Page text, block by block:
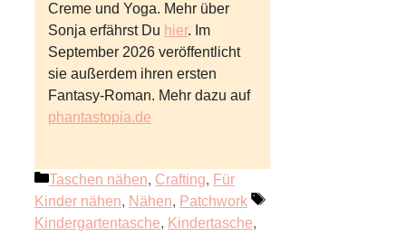
Creme und Yoga. Mehr über
Sonja erfährst Du hier. Im
September 2026 veröffentlicht
sie außerdem ihren ersten
Fantasy-Roman. Mehr dazu auf
phantastopia.de
Kategorien
Taschen nähen, Crafting, Für
Kinder nähen, Nähen, Patchwork
Schlagwörter
Kindergartentasche, Kindertasche,